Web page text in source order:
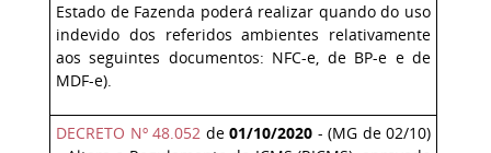
Estado de Fazenda poderá realizar quando do uso
indevido dos referidos ambientes relativamente
aos seguintes documentos: NFC-e, de BP-e e de
MDF-e).
DECRETO Nº 48.052 de 01/10/2020 - (MG de 02/10)